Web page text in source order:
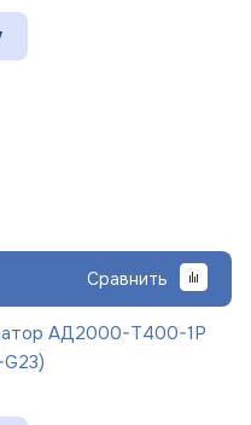
Сравнить
АД2000-Т400-1Р